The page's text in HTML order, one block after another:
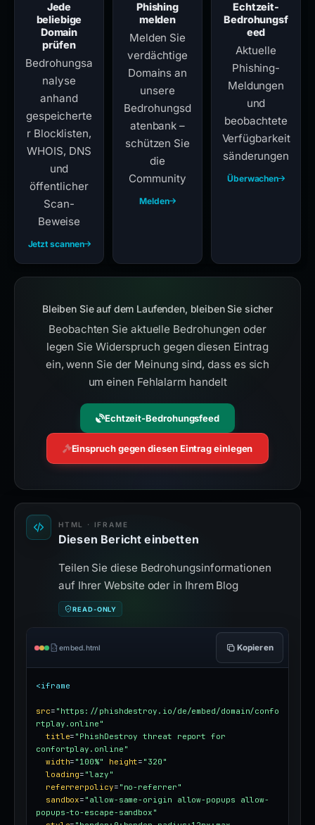
Jede
beliebige
Domain
prüfen
Bedrohungsa
nalyse
anhand
gespeicherte
r Blocklisten,
WHOIS, DNS
und
öffentlicher
Scan-
Beweise
Jetzt scannen
Phishing
melden
Melden Sie
verdächtige
Domains an
unsere
Bedrohungsd
atenbank –
schützen Sie
die
Community
Melden
Echtzeit-
Bedrohungsf
eed
Aktuelle
Phishing-
Meldungen
und
beobachtete
Verfügbarkeit
sänderungen
Überwachen
Bleiben Sie auf dem Laufenden, bleiben Sie sicher
Beobachten Sie aktuelle Bedrohungen oder
legen Sie Widerspruch gegen diesen Eintrag
ein, wenn Sie der Meinung sind, dass es sich
um einen Fehlalarm handelt
Echtzeit-Bedrohungsfeed
Einspruch gegen diesen Eintrag einlegen
HTML · IFRAME
Diesen Bericht einbetten
Teilen Sie diese Bedrohungsinformationen
auf Ihrer Website oder in Ihrem Blog
READ-ONLY
embed.html Kopieren
<iframe
src= "https://phishdestroy.io/de/embed/domain/confo
rtplay.online"
title= "PhishDestroy threat report for
confortplay.online"
width= "100%" height= "320"
loading= "lazy"
referrerpolicy= "no-referrer"
sandbox= "allow-same-origin allow-popups allow-
popups-to-escape-sandbox"